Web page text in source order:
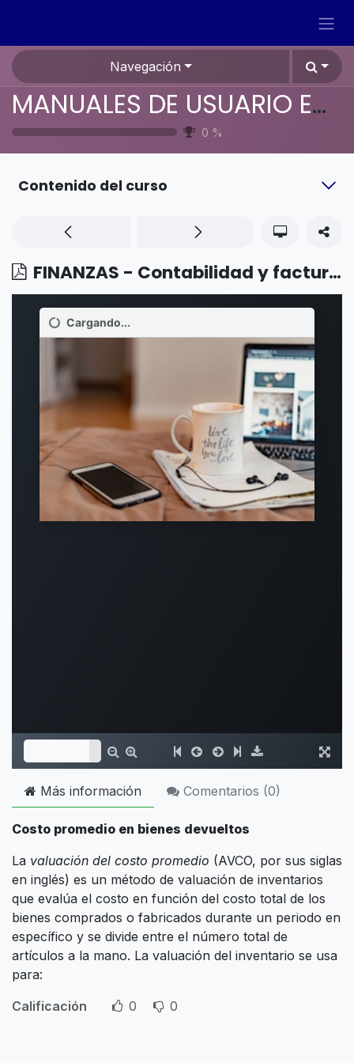
Navegación
MANUALES DE USUARIO EN ESPAÑOL ODOO 19
0 %
Contenido del curso
FINANZAS - Contabilidad y facturación - Costo promedio en bienes devueltos
Más información Comentarios (0)
Costo promedio en bienes devueltos
La valuación del costo promedio (AVCO, por sus siglas
en inglés) es un método de valuación de inventarios
que evalúa el costo en función del costo total de los
bienes comprados o fabricados durante un periodo en
específico y se divide entre el número total de
artículos a la mano. La valuación del inventario se usa
para:
Calificación
0 0